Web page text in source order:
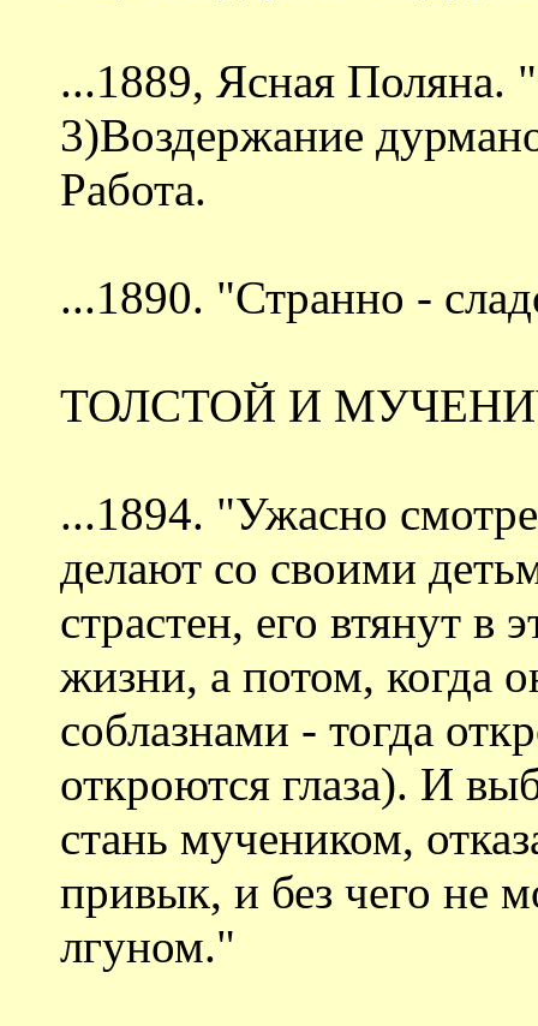
...1889, Ясная Поляна.
3)Воздержание
Работа.
...1890. "Странно -
ТОЛСТОЙ И
...1894. "Ужасно
делают со своими
страстен, его втянут в
жизни, а потом, когда
соблазнами - тогда
откроются глаза). И
стань мучеником,
привык, и без чего не
лгуном."